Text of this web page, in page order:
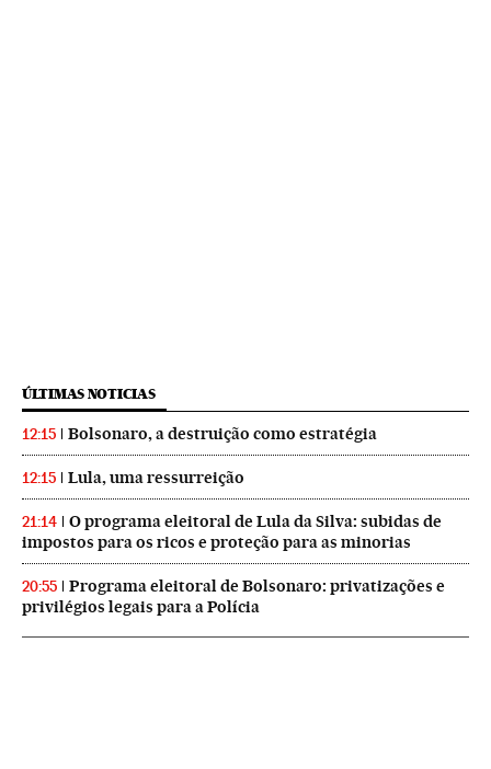
ÚLTIMAS NOTICIAS
12:15 Bolsonaro, a destruição como estratégia
12:15 Lula, uma ressurreição
21:14
O programa eleitoral de Lula da Silva: subidas de
impostos para os ricos e proteção para as minorias
20:55
Programa eleitoral de Bolsonaro: privatizações e
privilégios legais para a Polícia